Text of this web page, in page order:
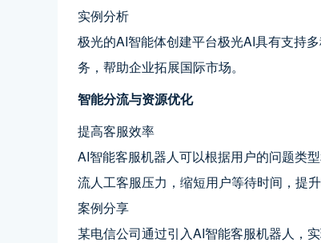
实例分析
极光的AI智能体创建平台极光AI具有支持
务，帮助企业拓展国际市场。
智能分流与资源优化
提高客服效率
AI智能客服机器人可以根据用户的问题类
流人工客服压力，缩短用户等待时间，提升
案例分享
某电信公司通过引入AI智能客服机器人，